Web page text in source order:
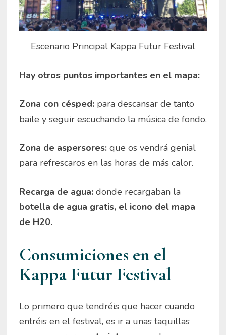
Escenario Principal Kappa Futur Festival
Hay otros puntos importantes en el mapa:
Zona con césped:para descansar de tanto
baile y seguir escuchando la música de fondo.
Zona de aspersores:que os vendrá genial
para refrescaros en las horas de más calor.
Recarga de agua:donde recargaban la
botella de agua gratis, el icono del mapa
de H20.
Consumiciones en el
Kappa Futur Festival
Lo primero que tendréis que hacer cuando
entréis en el festival, es ir a unas taquillas